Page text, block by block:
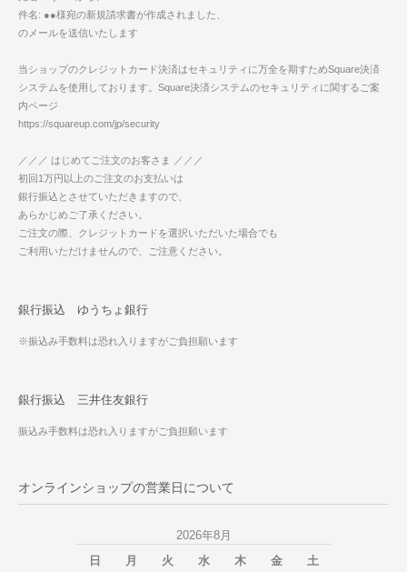
件名: ●●様宛の新規請求書が作成されました、
のメールを送信いたします
当ショップのクレジットカード決済はセキュリティに万全を期すためSquare決済
システムを使用しております。Square決済システムのセキュリティに関するご案
内ページ
https://squareup.com/jp/security
／／／ はじめてご注文のお客さま ／／／
初回1万円以上のご注文のお支払いは
銀行振込とさせていただきますので、
あらかじめご了承ください。
ご注文の際、クレジットカードを選択いただいた場合でも
ご利用いただけませんので、ご注意ください。
銀行振込 ゆうちょ銀行
※振込み手数料は恐れ入りますがご負担願います
銀行振込 三井住友銀行
振込み手数料は恐れ入りますがご負担願います
オンラインショップの営業日について
2026年8月
日
月 火 水 木 金 土